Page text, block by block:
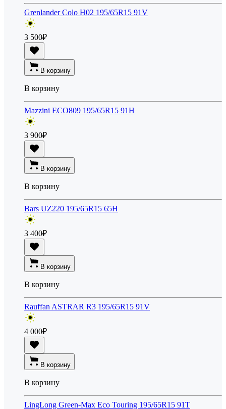
Grenlander Colo H02 195/65R15 91V
3 500₽
В корзину
В корзину
Mazzini ECO809 195/65R15 91H
3 900₽
В корзину
В корзину
Bars UZ220 195/65R15 65H
3 400₽
В корзину
В корзину
Rauffan ASTRAR R3 195/65R15 91V
4 000₽
В корзину
В корзину
LingLong Green-Max Eco Touring 195/65R15 91T